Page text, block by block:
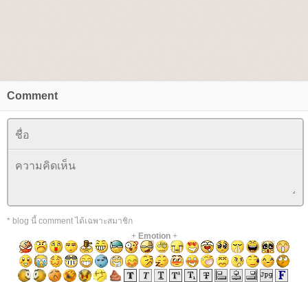
Comment
* blog นี้ comment ได้เฉพาะสมาชิก
+ Emotion+